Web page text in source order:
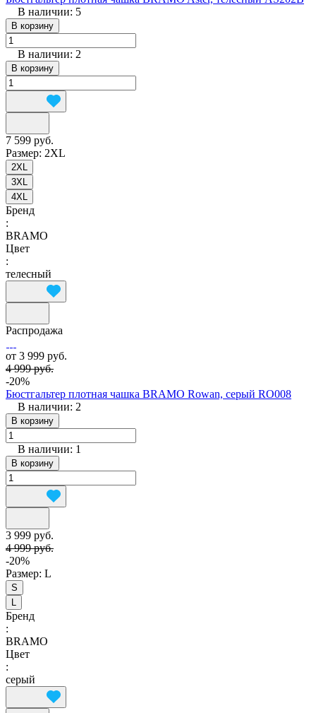
В наличии: 5
В корзину
В наличии: 2
В корзину
7 599 руб.
Размер: 2XL
2XL
3XL
4XL
Бренд
:
BRAMO
Цвет
:
телесный
Распродажа
от 3 999 руб.
4 999 руб.
-20%
Бюстгальтер плотная чашка BRAMO Rowan, серый RO008
В наличии: 2
В корзину
В наличии: 1
В корзину
3 999 руб.
4 999 руб.
-20%
Размер: L
S
Бренд
:
BRAMO
Цвет
:
серый